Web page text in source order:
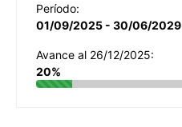
Período:
01/09/2025 - 30/06/2029
Avance al 26/12/2025:
20%